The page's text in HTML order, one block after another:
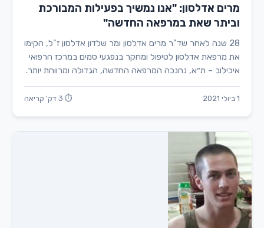
מרים אדלסון: "אנו נמשיך בפעילות המבורכת
וביתר שאת במרפאה החדשה"
28 שנה לאחר שד"ר מרים אדלסון ומר שלדון אדלסון ז"ל, הקימו
את מרפאת אדלסון לטיפול ומחקר בנפגעי סמים במרכז הרפואי
איכילוב – ת״א, נחנכה המרפאה החדשה, הגדולה ומרווחת יותר.
1 ביולי 2021 ⏱ 3 דק' קריאה